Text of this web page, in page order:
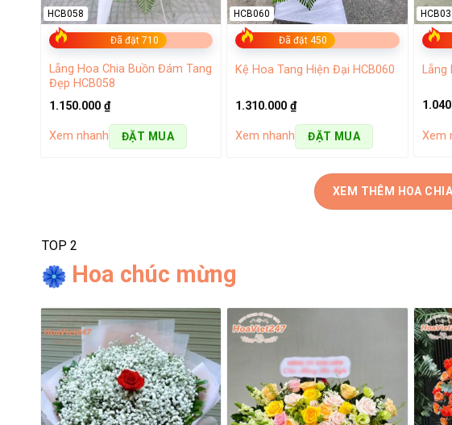
Lẵng hoa sinh nhật đẹp tại
Hoa khai trương
Hoa chúc mừng khai trương cũng là một món quà có giá trị hoàn hảo
với giá cả từ thấp đến cao, phù hợp với nhu cầu của tất cả mọi
Đã đặt 710
HCB058
Lẵng Hoa Chia Buồn Đám Tang
Đẹp HCB058
1.150.000 ₫
Xem nhanh ĐẶT MUA
Đã đặt 450
HCB060
Kệ Hoa Tang Hiện Đại HCB060
1.310.000₫
Xem nhanh ĐẶT MUA
Lẵng
Xem
XEM THÊM HOA
TOP 2
Hoa chúc mừng